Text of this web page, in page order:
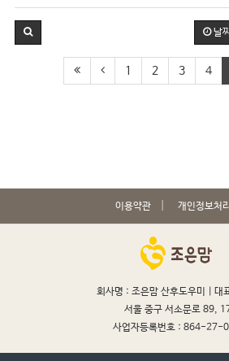
날
1 2 3 4
이용약관 개인정보처
회사명 : 조은맘 산후도우미 | 대
서울 중구 서소문로 89,
사업자등록번호 : 864-27-